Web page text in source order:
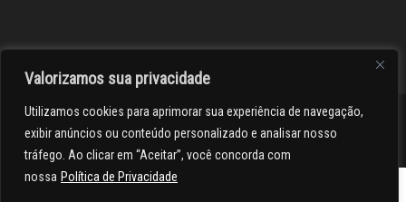
Valorizamos sua privacidade
Utilizamos cookies para aprimorar sua experiência de navegação,
exibir anúncios ou conteúdo personalizado e analisar nosso
tráfego. Ao clicar em “Aceitar”, você concorda com
nossa Política de Privacidade
><(((º> 17